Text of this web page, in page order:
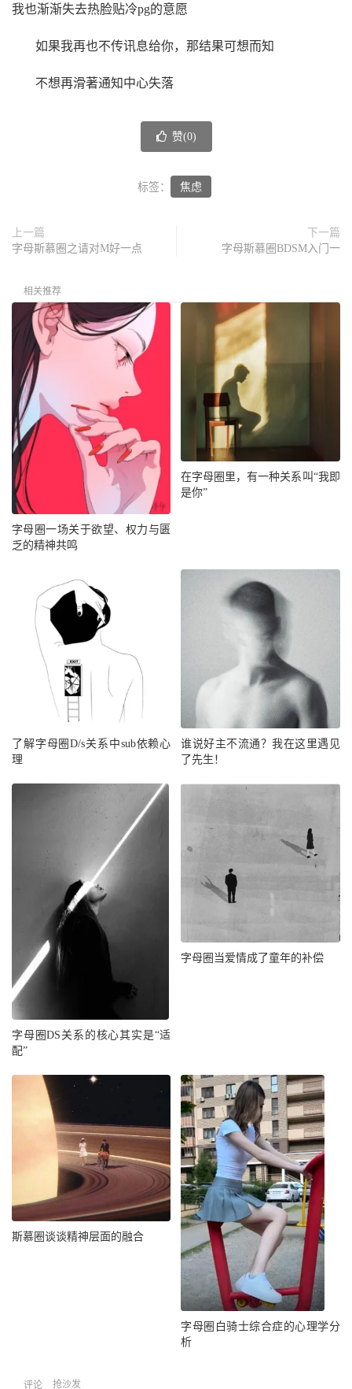
我也渐渐失去热脸贴冷pg的意愿
如果我再也不传讯息给你，那结果可想而知
不想再滑著通知中心失落
赞(0)
标签： 焦虑
上一篇
字母斯慕圈之请对M好一点
下一篇
字母斯慕圈BDSM入门一
相关推荐
字母圈一场关于欲望、权力与匮
乏的精神共鸣
在字母圈里，有一种关系叫“我即
是你”
了解字母圈D/s关系中sub依赖心
理
谁说好主不流通？我在这里遇见
了先生！
字母圈DS关系的核心其实是“适
配”
字母圈当爱情成了童年的补偿
斯慕圈谈谈精神层面的融合
字母圈白骑士综合症的心理学分
析
评论 抢沙发